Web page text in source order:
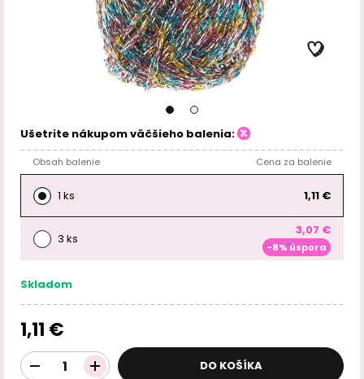
Ušetrite nákupom väčšieho balenia:
Obsah balenie Cena za balenie
1 ks 1,11 €
3 ks
3,07 €
-8% úspora
Skladom
1,11 €
DO KOŠÍKA